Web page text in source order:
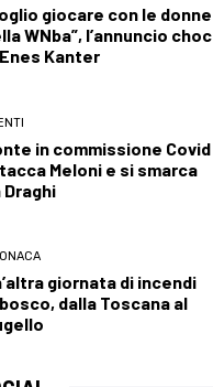
giocare con le donne
WNba”, l’annuncio choc
Kanter
in commissione Covid
Meloni e si smarca
Draghi
giornata di incendi
dalla Toscana al